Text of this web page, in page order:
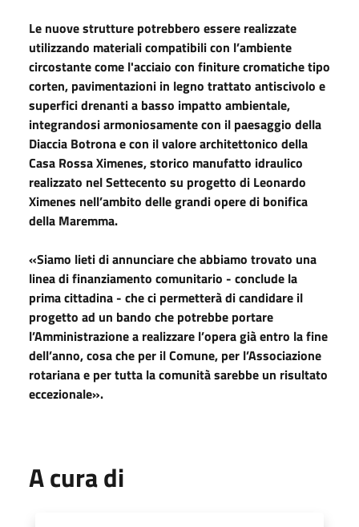
Le nuove strutture potrebbero essere realizzate
utilizzando materiali compatibili con l’ambiente
circostante come l'acciaio con finiture cromatiche tipo
corten, pavimentazioni in legno trattato antiscivolo e
superfici drenanti a basso impatto ambientale,
integrandosi armoniosamente con il paesaggio della
Diaccia Botrona e con il valore architettonico della
Casa Rossa Ximenes, storico manufatto idraulico
realizzato nel Settecento su progetto di Leonardo
Ximenes nell’ambito delle grandi opere di bonifica
della Maremma.
«Siamo lieti di annunciare che abbiamo trovato una
linea di finanziamento comunitario - conclude la
prima cittadina - che ci permetterà di candidare il
progetto ad un bando che potrebbe portare
l’Amministrazione a realizzare l’opera già entro la fine
dell’anno, cosa che per il Comune, per l’Associazione
rotariana e per tutta la comunità sarebbe un risultato
eccezionale».
A cura di